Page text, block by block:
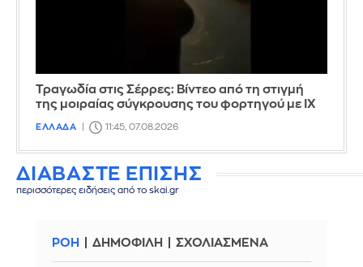
Τραγωδία στις Σέρρες: Βίντεο από τη στιγμή
της μοιραίας σύγκρουσης του φορτηγού με ΙΧ
ΕΛΛΑΔΑ 11:45, 07.08.2026
ΔΙΑΒΑΣΤΕ ΕΠΙΣΗΣ
περισσότερες ειδήσεις από το skai.gr
ΡΟΗ ΔΗΜΟΦΙΛΗ ΣΧΟΛΙΑΣΜΕΝΑ